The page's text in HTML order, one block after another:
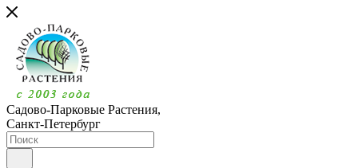
Садово-Парковые Растения,
Санкт-Петербург